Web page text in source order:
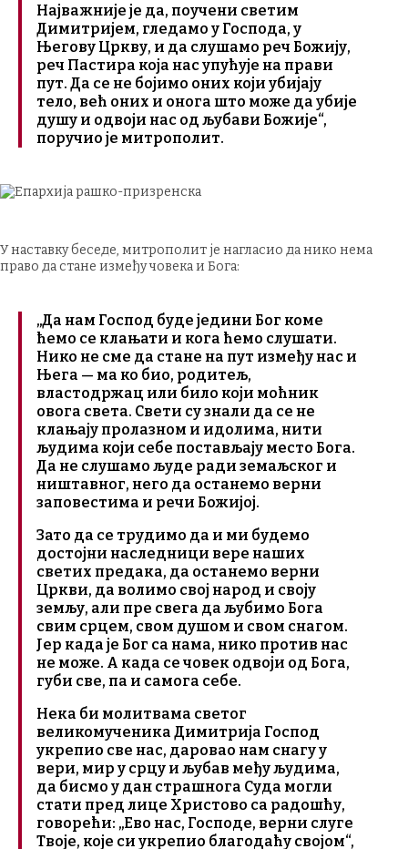
Најважније је да, поучени светим
Димитријем, гледамо у Господа, у
Његову Цркву, и да слушамо реч Божију,
реч Пастира која нас упућује на прави
пут. Да се не бојимо оних који убијају
тело, већ оних и онога што може да убије
душу и одвоји нас од љубави Божије“,
поручио је митрополит.
У наставку беседе, митрополит је нагласио да нико нема
право да стане између човека и Бога:
„Да нам Господ буде једини Бог коме
ћемо се клањати и кога ћемо слушати.
Нико не сме да стане на пут између нас и
Њега — ма ко био, родитељ,
властодржац или било који моћник
овога света. Свети су знали да се не
клањају пролазном и идолима, нити
људима који себе постављају место Бога.
Да не слушамо људе ради земаљског и
ништавног, него да останемо верни
заповестима и речи Божијој.
Зато да се трудимо да и ми будемо
достојни наследници вере наших
светих предака, да останемо верни
Цркви, да волимо свој народ и своју
земљу, али пре свега да љубимо Бога
свим срцем, свом душом и свом снагом.
Јер када је Бог са нама, нико против нас
не може. А када се човек одвоји од Бога,
губи све, па и самога себе.
Нека би молитвама светог
великомученика Димитрија Господ
укрепио све нас, даровао нам снагу у
вери, мир у срцу и љубав међу људима,
да бисмо у дан страшнога Суда могли
стати пред лице Христово са радошћу,
говорећи: „Ево нас, Господе, верни слуге
Твоје, које си укрепио благодаћу својом“,